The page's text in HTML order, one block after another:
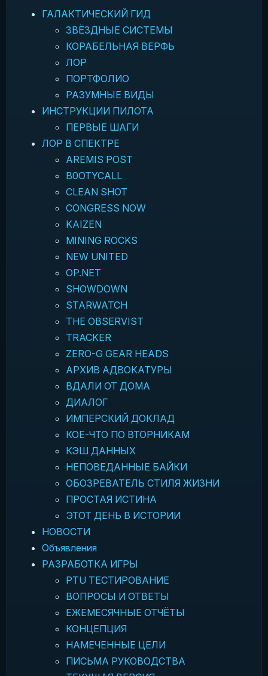
ГАЛАКТИЧЕСКИЙ ГИД
ЗВЁЗДНЫЕ СИСТЕМЫ
КОРАБЕЛЬНАЯ ВЕРФЬ
ЛОР
ПОРТФОЛИО
РАЗУМНЫЕ ВИДЫ
ИНСТРУКЦИИ ПИЛОТА
ПЕРВЫЕ ШАГИ
ЛОР В СПЕКТРЕ
AREMIS POST
B0OTYCALL
CLEAN SHOT
CONGRESS NOW
KAIZEN
MINING ROCKS
NEW UNITED
OP.NET
SHOWDOWN
STARWATCH
THE OBSERVIST
TRACKER
ZERO-G GEAR HEADS
АРХИВ АДВОКАТУРЫ
ВДАЛИ ОТ ДОМА
ДИАЛОГ
ИМПЕРСКИЙ ДОКЛАД
КОЕ-ЧТО ПО ВТОРНИКАМ
КЭШ ДАННЫХ
НЕПОВЕДАННЫЕ БАЙКИ
ОБОЗРЕВАТЕЛЬ СТИЛЯ ЖИЗНИ
ПРОСТАЯ ИСТИНА
ЭТОТ ДЕНЬ В ИСТОРИИ
НОВОСТИ
Объявления
РАЗРАБОТКА ИГРЫ
PTU ТЕСТИРОВАНИЕ
ВОПРОСЫ И ОТВЕТЫ
ЕЖЕМЕСЯЧНЫЕ ОТЧЁТЫ
КОНЦЕПЦИЯ
НАМЕЧЕННЫЕ ЦЕЛИ
ПИСЬМА РУКОВОДСТВА